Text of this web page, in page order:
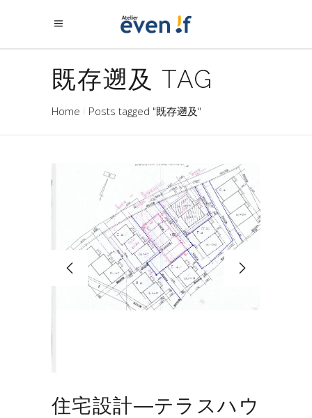
既存遡及 TAG
Home Posts tagged "既存遡及"
住宅設計―テラスハウ